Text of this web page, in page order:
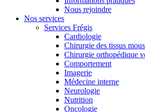
Nous rejoindre
Nos services
Services Frégis
Cardiologie
Chirurgie des tissus mous
Chirurgie orthopédique
Comportement
Imagerie
Médecine interne
Neurologie
Nutrition
Oncologie